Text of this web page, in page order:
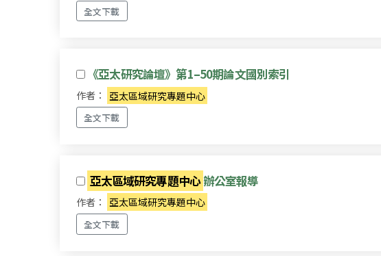
全文下載
《亞太研究論壇》第1–50期論文國別索引
作者： 亞太區域研究專題中心
全文下載
亞太區域研究專題中心 辦公室報導
作者： 亞太區域研究專題中心
全文下載